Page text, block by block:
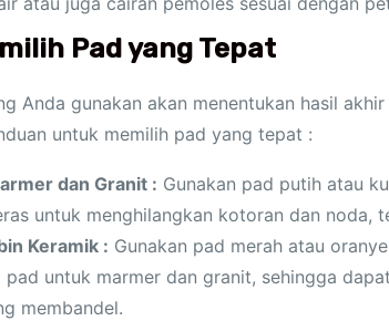
Pad yang Tepat
Anda gunakan akan menentukan hasil
untuk memilih pad yang tepat :
dan Granit : Gunakan pad putih atau
untuk menghilangkan kotoran dan noda,
Keramik : Gunakan pad merah atau
pad untuk marmer dan granit, sehingga
membandel.